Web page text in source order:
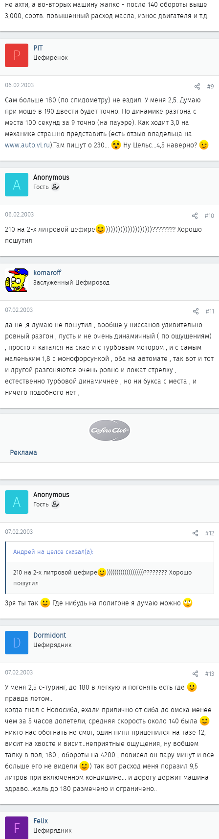
не ахти, а во-вторых машину жалко - после 140 обороты выше
3,000, соотв. повышенный расход масла, износ двигателя и т.д.
P PIT
Цефирёнок
06.02.2003 #9
Сам больше 180 (по спидометру) не ездил. У меня 2,5. Думаю
при моще в 190 двести будет точно. По динамике разгона с
места 100 секунд за 9 точно (на пауэре). Как ходит 3,0 на
механике страшно представить (есть отзыв владельца на
www.auto.vl.ru).Там пишут о 230... Ну Цельс...4,5 наверно?
A Anonymous
Гость
06.02.2003 #10
210 на 2-х литровой цефире
)))))))))))))))))))???????? Хорошо
пошутил
komaroff
Заслуженный Цефировод
07.02.2003 #11
да не ,я думаю не пошутил , вообще у ниссанов удивительно
ровный разгон , пусть и не очень динамичный ( по ощущениям)
, просто я катался на скае и с турбовым мотором , и с самым
маленьким 1,8 с монофорсункой , оба на автомате , так вот и тот
и другой разгоняются очень ровно и ложат стрелку ,
естественно турбовой динамичнее , но ни букса с места , и
ничего подобного нет ,
Реклама
A Anonymous
Гость
07.02.2003 #12
Андрей на целсе сказал(а):
210 на 2-х литровой цефире
)))))))))))))))))))???????? Хорошо
пошутил
Зря ты так Где нибудь на полигоне я думаю можно
D Dormidont
Цефирядник
07.02.2003 #13
У меня 2,5 с-туринг, до 180 в легкую и погонять есть где
правда летом..
когда гнал с Новосиба, ехали прилично от сиба до омска менее
чем за 5 часов долетели, средняя скорость около 140 была
никто нас обогнать не смог, один пипл прицепился на тазе 12,
висит на хвосте и висит...неприятные ощущения, ну вобщем
тапку в пол, 180 , обороты на 4200 , повисел он пару минут и все
больше его не видели
) так вот расход меня поразил 9,5
литров при включенном кондишине... и дорогу держит машина
здраво...жаль до 180 размечено и ограничено..
F Felix
Цефирядник